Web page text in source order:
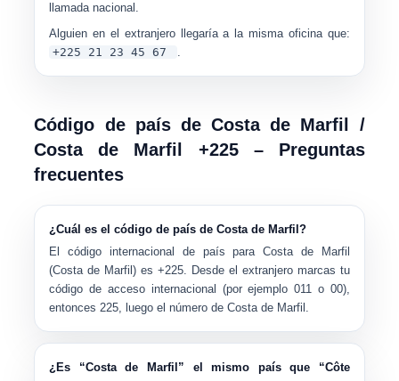
llamada nacional.
Alguien en el extranjero llegaría a la misma oficina que:
+225 21 23 45 67
.
Código de país de Costa de Marfil /
Costa de Marfil +225 – Preguntas
frecuentes
¿Cuál es el código de país de Costa de Marfil?
El código internacional de país paraCosta de Marfil
(Costa de Marfil) es+225. Desde el extranjero marcas tu
código de acceso internacional (por ejemplo011 o 00),
entonces225, luego el número de Costa de Marfil.
¿Es “Costa de Marfil” el mismo país que “Côte